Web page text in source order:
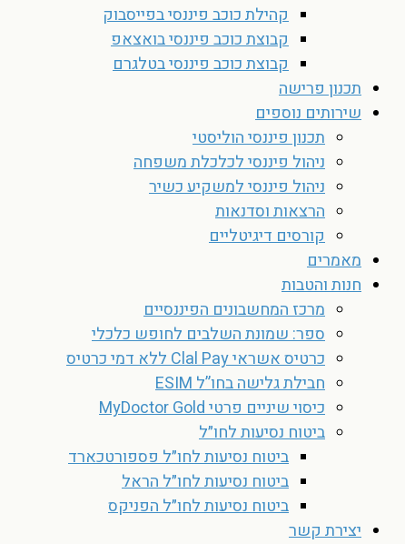
קהילת כוכב פיננסי בפייסבוק
קבוצת כוכב פיננסי בואצאפ
קבוצת כוכב פיננסי בטלגרם
תכנון פרישה
שירותים נוספים
תכנון פיננסי הוליסטי
ניהול פיננסי לכלכלת משפחה
ניהול פיננסי למשקיע כשיר
הרצאות וסדנאות
קורסים דיגיטליים
מאמרים
חנות והטבות
מרכז המחשבונים הפיננסיים
ספר: שמונת השלבים לחופש כלכלי
כרטיס אשראי Clal Pay ללא דמי כרטיס
חבילת גלישה בחו”ל ESIM
כיסוי שיניים פרטי MyDoctor Gold
ביטוח נסיעות לחו״ל
ביטוח נסיעות לחו״ל פספורטכארד
ביטוח נסיעות לחו״ל הראל
ביטוח נסיעות לחו״ל הפניקס
יצירת קשר